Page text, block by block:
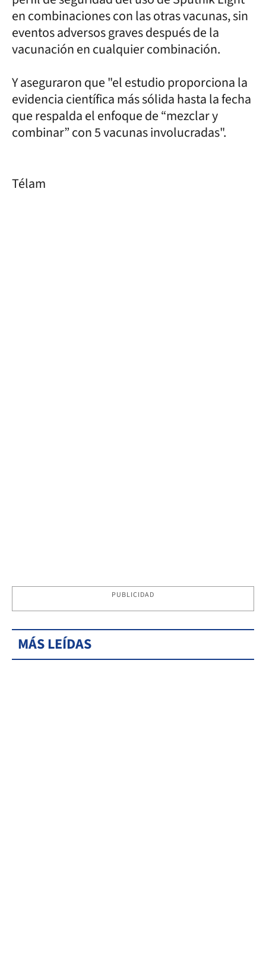
en combinaciones con las otras vacunas, sin
eventos adversos graves después de la
vacunación en cualquier combinación.
Y aseguraron que "el estudio proporciona la
evidencia científica más sólida hasta la fecha
que respalda el enfoque de “mezclar y
combinar” con 5 vacunas involucradas".
Télam
PUBLICIDAD
MÁS LEÍDAS